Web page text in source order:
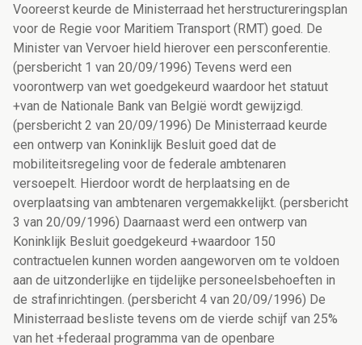
Vooreerst keurde de Ministerraad het herstructureringsplan
voor de Regie voor Maritiem Transport (RMT) goed. De
Minister van Vervoer hield hierover een persconferentie.
(persbericht 1 van 20/09/1996) Tevens werd een
voorontwerp van wet goedgekeurd waardoor het statuut
+van de Nationale Bank van België wordt gewijzigd.
(persbericht 2 van 20/09/1996) De Ministerraad keurde
een ontwerp van Koninklijk Besluit goed dat de
mobiliteitsregeling voor de federale ambtenaren
versoepelt. Hierdoor wordt de herplaatsing en de
overplaatsing van ambtenaren vergemakkelijkt. (persbericht
3 van 20/09/1996) Daarnaast werd een ontwerp van
Koninklijk Besluit goedgekeurd +waardoor 150
contractuelen kunnen worden aangeworven om te voldoen
aan de uitzonderlijke en tijdelijke personeelsbehoeften in
de strafinrichtingen. (persbericht 4 van 20/09/1996) De
Ministerraad besliste tevens om de vierde schijf van 25%
van het +federaal programma van de openbare